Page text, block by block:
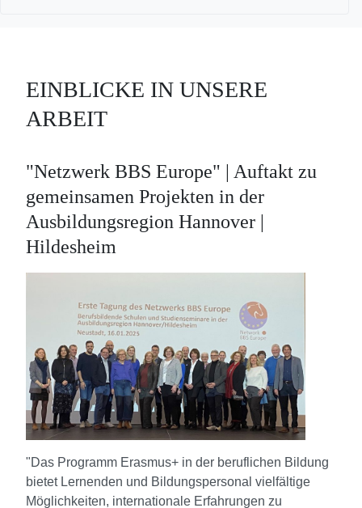
EINBLICKE IN UNSERE
ARBEIT
"Netzwerk BBS Europe" | Auftakt zu
gemeinsamen Projekten in der
Ausbildungsregion Hannover |
Hildesheim
"Das Programm Erasmus+ in der beruflichen Bildung
bietet Lernenden und Bildungspersonal vielfältige
Möglichkeiten, internationale Erfahrungen zu